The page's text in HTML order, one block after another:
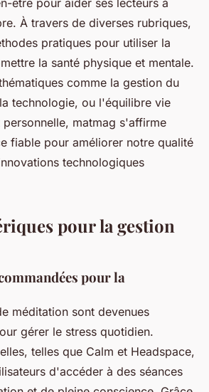
À travers de diverses rubriques,
pratiques pour utiliser la
la santé physique et mentale.
comme la gestion du
technologie, ou l'équilibre vie
matmag s'affirme
fiable pour améliorer notre qualité
technologiques
pour la gestion
pour la
méditation sont devenues
gérer le stress quotidien.
telles que Calm et Headspace,
d'accéder à des séances